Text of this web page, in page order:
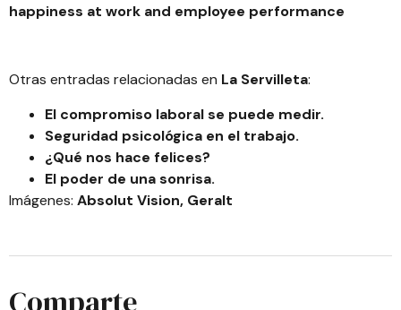
happiness at work and employee performance
Otras entradas relacionadas en La Servilleta:
El compromiso laboral se puede medir.
Seguridad psicológica en el trabajo.
¿Qué nos hace felices?
El poder de una sonrisa.
Imágenes: Absolut Vision, Geralt